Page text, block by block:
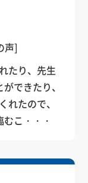
声]
たり、先生
できたり、
たので、
こ・・・
ン
ン
（2025年
ンコ
（2026年
ク
年（2002年
サシエラ
年（2001年
児島県に赴
ッドラン
ン
ン